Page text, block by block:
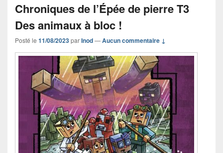
Chroniques de l’Épée de pierre T3
Des animaux à bloc !
Posté le 11/08/2023parInod—Aucun commentaire ↓